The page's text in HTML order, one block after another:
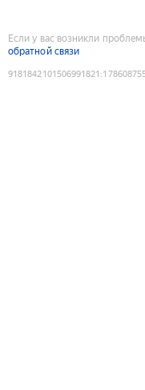
Если у вас возникли
обратной связи
9181842101506991821 :